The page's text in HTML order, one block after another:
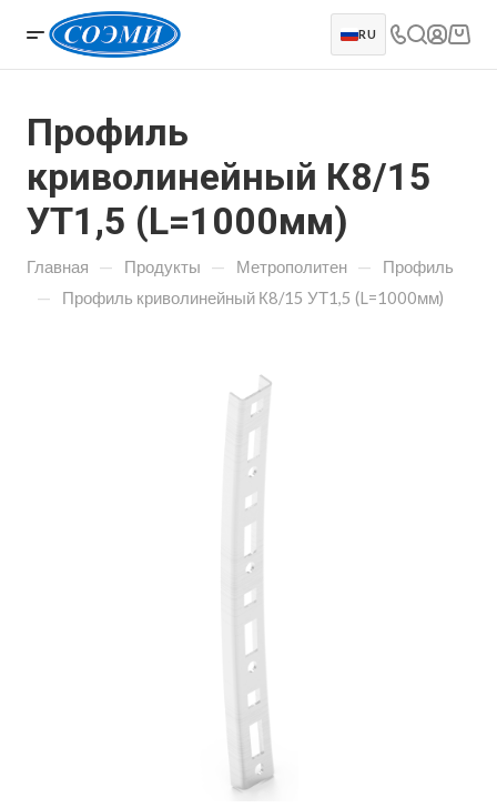
RU
Профиль
криволинейный К8/15
УТ1,5 (L=1000мм)
Главная — Продукты — Метрополитен — Профиль
— Профиль криволинейный К8/15 УТ1,5 (L=1000мм)